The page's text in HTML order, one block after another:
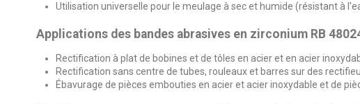
Utilisation universelle pour le meulage à sec et humide (résistant à
Applications des bandes abrasives en zirconium RB
Rectification à plat de bobines et de tôles en acier et en acier
Rectification sans centre de tubes, rouleaux et barres sur des
Ébavurage de pièces embouties en acier et acier inoxydable et de